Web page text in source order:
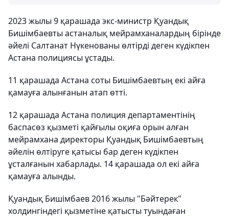
2023 жылы 9 қарашада экс-министр Қуандық
Бишімбаевты астаналық мейрамханалардың бірінде
әйелі Салтанат Нүкенованы өлтірді деген күдікпен
Астана полициясы ұстады.
11 қарашада Астана соты Бишімбаевтың екі айға
қамауға алынғанын атап өтті.
12 қарашада Астана полиция департаментінің
баспасөз қызметі қайғылы оқиға орын алған
мейрамхана директоры Қуандық Бишімбаевтың
әйелін өлтіруге қатысы бар деген күдікпен
ұсталғанын хабарлады. 14 қарашада ол екі айға
қамауға алынды.
Қуандық Бишімбаев 2016 жылы "Бәйтерек"
холдингіндегі қызметіне қатысты туындаған